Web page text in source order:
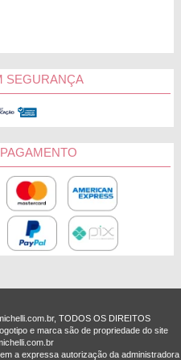
não gosta ou você est
que não seja vinho, uma
espumante. Você só precisa
ela mais gosta e qual flor
mora longe? Não tem
conta com um sistema de
Escolha o presente, escreva
que nós entregamos a
pessoa especial?
E
PRESENTES
PRESENTES
SEGURANÇA
TODOS OS DIREITOS
e marca são de propriedade do site
a expressa autorização da administradora